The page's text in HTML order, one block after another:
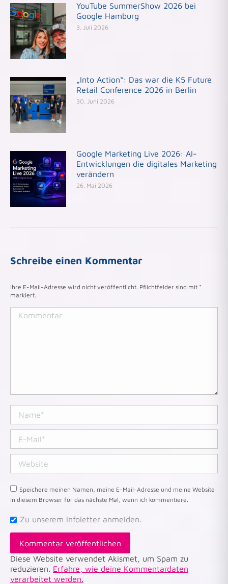
YouTube SummerShow 2026 bei
Google Hamburg
3. Juli 2026
„Into Action“: Das war die K5 Future
Retail Conference 2026 in Berlin
30. Juni 2026
Google Marketing Live 2026: AI-
Entwicklungen die digitales Marketing
verändern
26. Mai 2026
Schreibe einen Kommentar
Ihre E-Mail-Adresse wird nicht veröffentlicht. Pflichtfelder sind mit *
markiert.
Kommentar
Speichere meinen Namen, meine E-Mail-Adresse und meine Website
in diesem Browser für das nächste Mal, wenn ich kommentiere.
Zu unserem Infoletter anmelden.
Kommentar veröffentlichen
Diese Website verwendet Akismet, um Spam zu
reduzieren. Erfahre, wie deine Kommentardaten
verarbeitet werden.